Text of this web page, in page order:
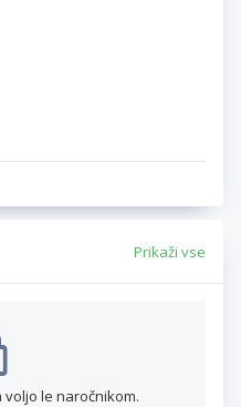
Prikaži vse
le naročnikom.